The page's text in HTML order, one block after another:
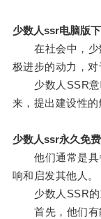
少数人ssr电脑版
在社会中，少
极进步的动力，对
少数人SSR意
来，提出建设性的
少数人ssr永久免
他们通常是具
响和启发其他人。
少数人SSR的
首先，他们有